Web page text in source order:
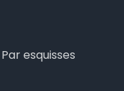
esquisses